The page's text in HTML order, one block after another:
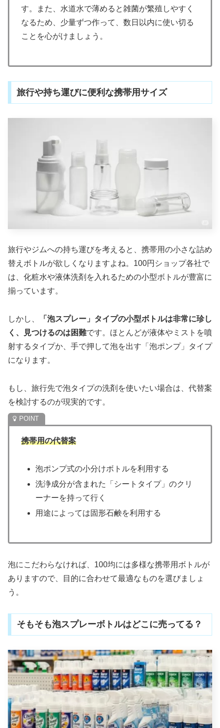
す。また、水道水で薄めると雑菌が繁殖しやすく
なるため、少量ずつ作って、数日以内に使い切る
ことを心がけましょう。
旅行や持ち運びに便利な携帯用サイズ
旅行やジムへの持ち運びを考えると、携帯用の小さな詰め
替えボトルが欲しくなりますよね。100円ショップ各社で
は、化粧水や液体洗剤を入れるための小型ボトルが豊富に
揃っています。
しかし、
「泡スプレー」タイプの小型ボトルは非常に珍し
く、見つけるのは困難です。ほとんどが液体やミストを噴
射するタイプか、手で押して泡を出す「泡ポンプ」タイプ
になります。
もし、旅行先で泡タイプの洗剤を使いたい場合は、代替案
を検討するのが現実的です。
携帯用の代替案
泡ポンプ式の小分けボトルを利用する
洗浄成分が含まれた「シートタイプ」のクリ
ーナーを持って行く
用途によっては固形石鹸を利用する
泡にこだわらなければ、100均には多様な携帯用ボトルが
ありますので、目的に合わせて最適なものを選びましょ
う。
そもそも泡スプレーボトルはどこに売ってる？